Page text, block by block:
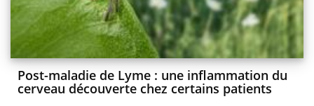
Post-maladie de Lyme : une inflammation du
cerveau découverte chez certains patients